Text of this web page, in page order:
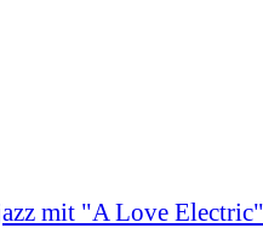
mit "A Love